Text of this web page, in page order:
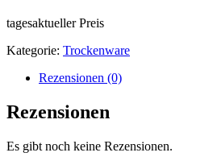
tagesaktueller Preis
Kategorie: Trockenware
Rezensionen (0)
Rezensionen
Es gibt noch keine Rezensionen.